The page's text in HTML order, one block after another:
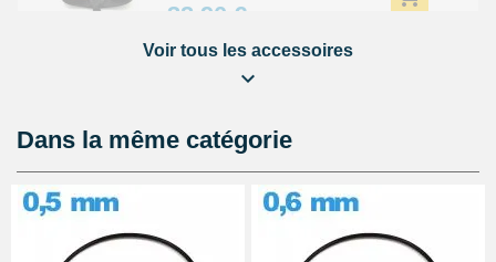
32,90 €
Lubrijoint – Graisse pour Joint
8,90 €
Kit Réparation Montre
23,90 €
Voir tous les accessoires
Dans la même catégorie